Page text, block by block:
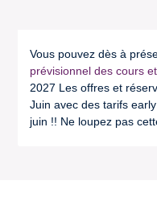
Vous pouvez dès à
prévisionnel des cours
2027 Les offres et
Juin avec des tarifs
juin !! Ne loupez pas